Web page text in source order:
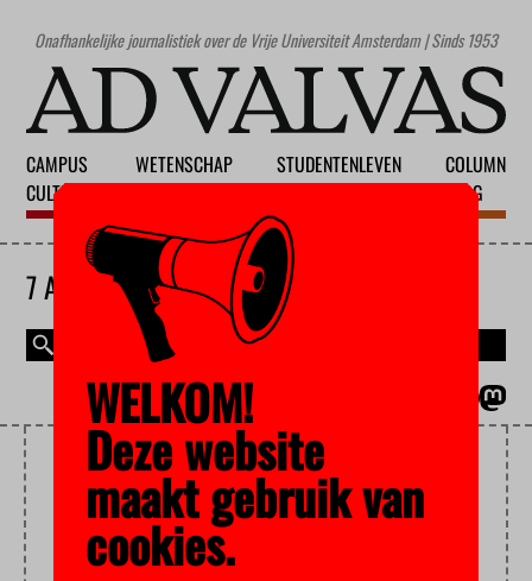
Onafhankelijke journalistiek over de Vrije Universiteit Amsterdam | Sinds 1953
CAMPUS
CULTUUR
WETENSCHAP
STUDENTENLEVEN
COLUMN
BLOG
7 AUGUSTUS 2026
TWEELINGENONDERZOEK
WELKOM!
Deze website
maakt gebruik van
cookies.